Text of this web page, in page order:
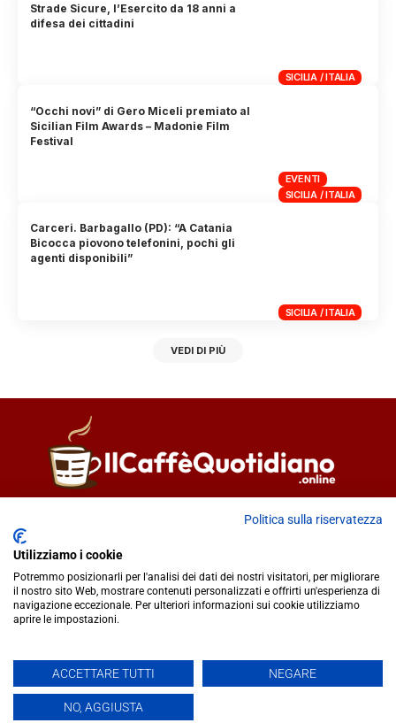
SICILIA / ITALIA
Strade Sicure, l’Esercito da 18 anni a
difesa dei cittadini
EVENTI
SICILIA / ITALIA
“Occhi novi” di Gero Miceli premiato al
Sicilian Film Awards – Madonie Film
Festival
SICILIA / ITALIA
Carceri. Barbagallo (PD): “A Catania
Bicocca piovono telefonini, pochi gli
agenti disponibili”
VEDI DI PIÙ
Fiorella Falci
redazione@ilcaffequotidiano.online
C.F. 92076900858
Chi siamo
IlCaffèQuotidiano.online è una testata giornalistica registrata
presso il Tribunale di Caltanissetta n.02/2024 del 17/07/2024 |
Realizzato da
Politica sulla riservatezza
Utilizziamo i cookie
Potremmo posizionarli per l'analisi dei dati dei nostri visitatori, per migliorare
il nostro sito Web, mostrare contenuti personalizzati e offrirti un'esperienza di
navigazione eccezionale. Per ulteriori informazioni sui cookie utilizziamo
aprire le impostazioni.
ACCETTARE TUTTI NEGARE
NO, AGGIUSTA